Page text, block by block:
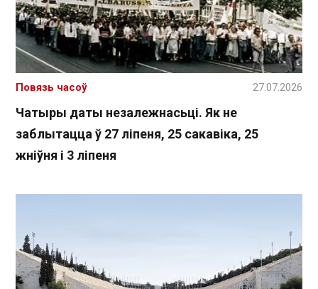
Чатыры даты незалежнасьці. Як не
заблытацца ў 27 ліпеня, 25 сакавіка, 25
жніўня і 3 ліпеня
Повязь часоў 27.07.2026